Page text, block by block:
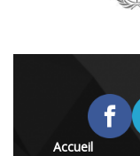
Accueil